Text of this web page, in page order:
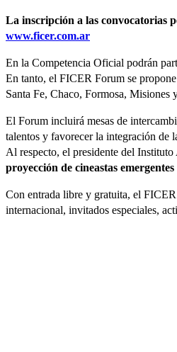
La inscripción a las convocatorias
www.ficer.com.ar
En la Competencia Oficial podrán
En tanto, el FICER Forum se
Santa Fe, Chaco, Formosa, Misiones
El Forum incluirá mesas de
talentos y favorecer la integración de
Al respecto, el presidente del
proyección de cineastas
Con entrada libre y gratuita, el
internacional, invitados especiales,